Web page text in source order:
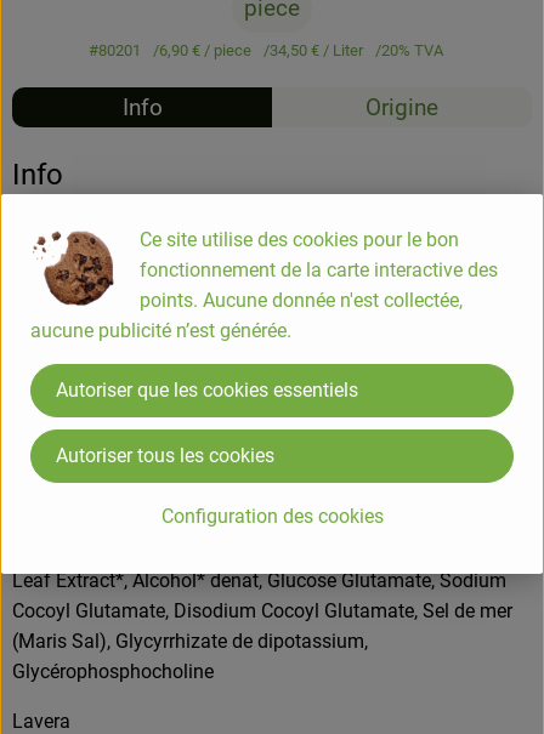
piece
#80201 6,90 € / piece 34,50 € / Liter 20% TVA
Info Origine
Info
Shampooing douche neutre - 200ml
Shampooing douche naturel et doux. Le lavera Neutral
Dusch-Shampoo nettoie en douceur et procure une
sensation de soin à la peau.
COMPOSITION
Eau (Aqua), Sodium Coco-Sulfate, Glycérine, Lauryl
Glucoside, Lactate de sodium, Bétaïne, Oenothera Biennis
(Evening Primrose) Flower/Leaf/Stem Extract*, Foeniculum
Leaf Extract*, Alcohol* denat, Glucose Glutamate, Sodium
Cocoyl Glutamate, Disodium Cocoyl Glutamate, Sel de mer
(Maris Sal), Glycyrrhizate de dipotassium,
Glycérophosphocholine
Lavera
Ce site utilise des cookies pour le bon
fonctionnement de la carte interactive des
points. Aucune donnée n'est collectée,
aucune publicité n’est générée.
Configuration des cookies
Autoriser que les cookies essentiels
Autoriser tous les cookies